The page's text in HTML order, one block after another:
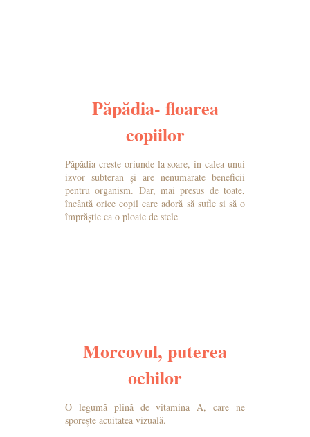
Păpădia- floarea
copiilor
Păpădia creste oriunde la soare, in calea unui
izvor subteran și are nenumărate beneficii
pentru organism. Dar, mai presus de toate,
încântă orice copil care adoră să sufle si să o
împrăștie ca o ploaie de stele
Morcovul, puterea
ochilor
O legumă plină de vitamina A, care ne
sporește acuitatea vizuală.